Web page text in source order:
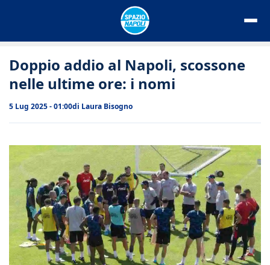
Doppio addio al Napoli, scossone
nelle ultime ore: i nomi
5 Lug 2025 - 01:00di Laura Bisogno